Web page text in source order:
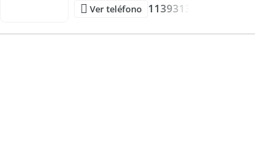
Ver teléfono 1139313